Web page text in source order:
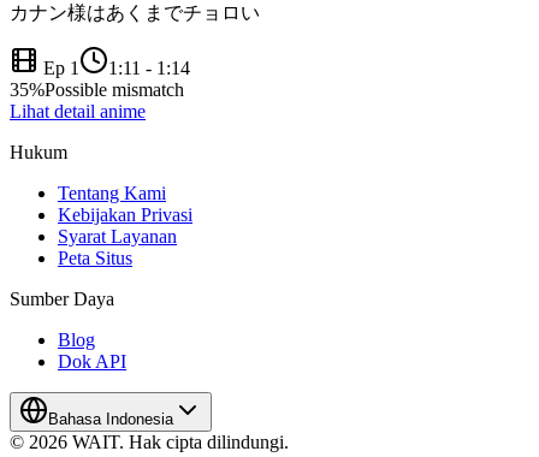
カナン様はあくまでチョロい
Ep 1 1:11 - 1:14
35%Possible mismatch
Lihat detail anime
Hukum
Tentang Kami
Kebijakan Privasi
Syarat Layanan
Peta Situs
Sumber Daya
Blog
Dok API
Bahasa Indonesia
© 2026 WAIT. Hak cipta dilindungi.